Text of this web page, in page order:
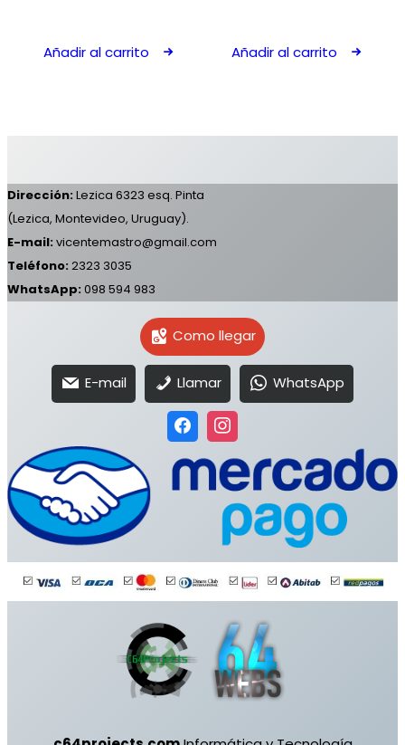
Añadir al carrito Añadir al carrito
Dirección:Lezica 6323 esq. Pinta
(Lezica, Montevideo, Uruguay).
E-mail:vicentemastro@gmail.com
Teléfono:2323 3035
WhatsApp:098 594 983
Como llegar
E-mail Llamar WhatsApp